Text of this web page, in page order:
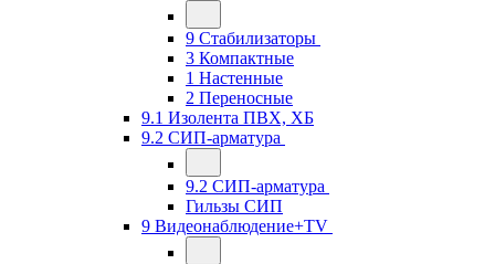
9 Стабилизаторы
3 Компактные
1 Настенные
2 Переносные
9.1 Изолента ПВХ, ХБ
9.2 СИП-арматура
9.2 СИП-арматура
Гильзы СИП
9 Видеонаблюдение+TV